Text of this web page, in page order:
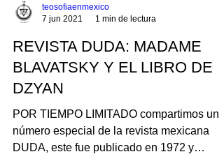
7 jun 2021
1 min de lectura
REVISTA DUDA: MADAME
BLAVATSKY Y EL LIBRO DE
DZYAN
POR TIEMPO LIMITADO compartimos un